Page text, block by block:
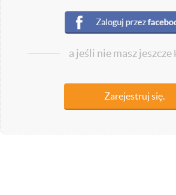
a jeśli nie masz jeszcze
Zarejestruj się.